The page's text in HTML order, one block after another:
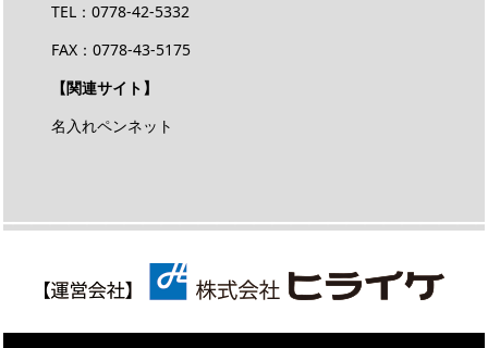
TEL：0778-42-5332
FAX：0778-43-5175
【関連サイト】
名入れペンネット